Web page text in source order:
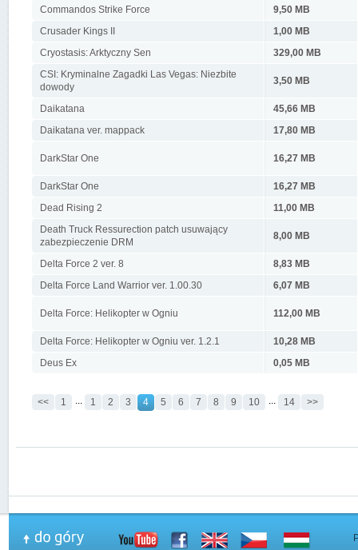
Commandos Strike Force
9,50 MB
Crusader Kings II
1,00 MB
Cryostasis: Arktyczny Sen
329,00 MB
CSI: Kryminalne Zagadki Las Vegas: Niezbite
dowody
3,50 MB
Daikatana
45,66 MB
Daikatana ver. mappack
17,80 MB
DarkStar One 16,27 MB
DarkStar One
16,27 MB
Dead Rising 2
11,00 MB
Death Truck Ressurection patch usuwający
zabezpieczenie DRM
8,00 MB
Delta Force 2 ver. 8
8,83 MB
Delta Force Land Warrior ver. 1.00.30
6,07 MB
Delta Force: Helikopter w Ogniu 112,00 MB
Delta Force: Helikopter w Ogniu ver. 1.2.1
10,28 MB
Deus Ex
0,05 MB
<< 1 ... 1 2 3 4 5 6 7 8 9 10 ... 14 >>